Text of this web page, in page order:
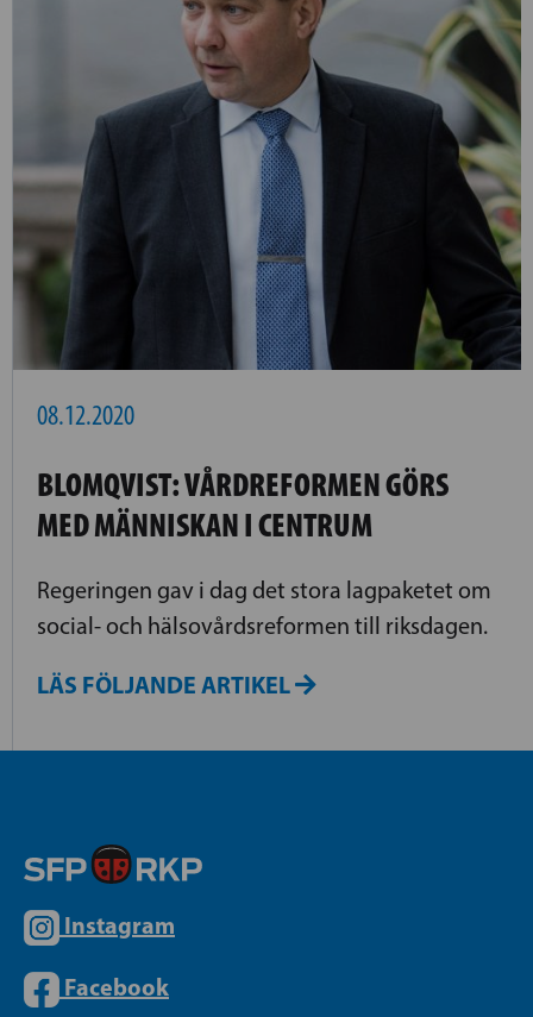
08.12.2020
BLOMQVIST: VÅRDREFORMEN GÖRS
MED MÄNNISKAN I CENTRUM
Regeringen gav i dag det stora lagpaketet om
social- och hälsovårdsreformen till riksdagen.
LÄS FÖLJANDE ARTIKEL
Instagram
Facebook